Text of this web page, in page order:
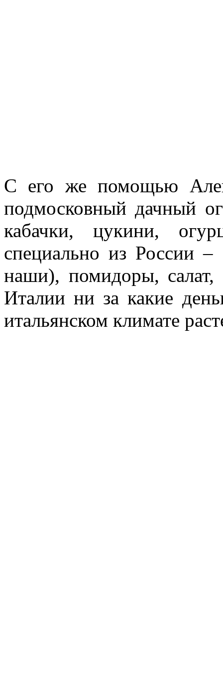
С его же помощью
подмосковный дачный
кабачки, цукини,
специально из России
наши), помидоры, салат,
Италии ни за какие
итальянском климате